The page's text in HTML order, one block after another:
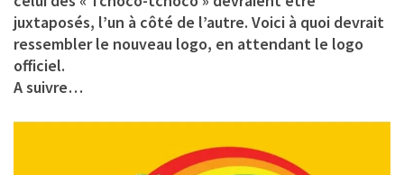
juxtaposés, l’un à côté de l’autre. Voici à quoi devrait
ressembler le nouveau logo, en attendant le logo
officiel.
A suivre…